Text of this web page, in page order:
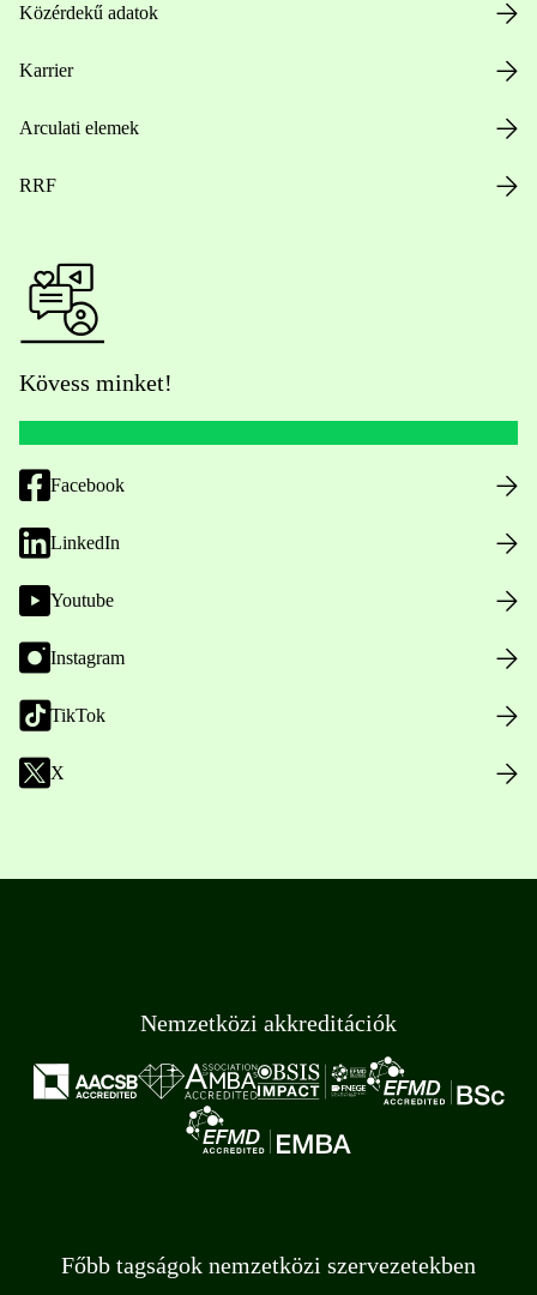
Közérdekű adatok
Karrier
Arculati elemek
RRF
Kövess minket!
Facebook
LinkedIn
Youtube
Instagram
TikTok
X
Nemzetközi akkreditációk
Főbb tagságok nemzetközi szervezetekben